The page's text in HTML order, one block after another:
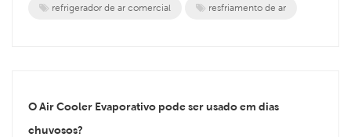
espaço comercial, incluindo o tamanho da área, os
refrigerador de ar comercial
resfriamento de ar
O Air Cooler Evaporativo pode ser usado em dias
chuvosos?